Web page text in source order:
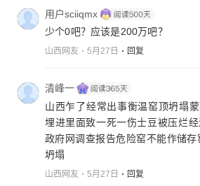
用户sciiqmx
少个0吧？应该是200万吧？
山西网友 5月27日 回复
清峰一
山西乍了经常出事衡温窑顶坍塌
埋进里面致一死一伤士豆被压烂
政府网调查报告危险窑不能作储
坍塌
山西网友 5月27日 回复